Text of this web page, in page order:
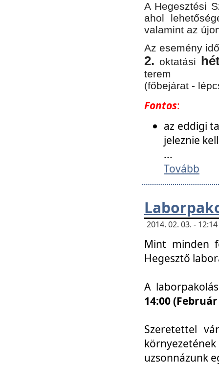
A Hegesztési
ahol
valamint az
Az esemény
2. oktatási
terem
(főbejárat -
Fontos:
az eddigi
jeleznie
...
Tovább
2014. 02. 03. -
Mint minden
Hegesztő
A
14:00
Szeretettel
uzsonnázunk